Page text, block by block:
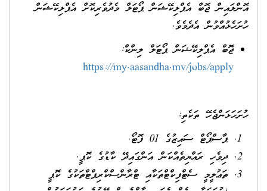
އޮންލައިން ޖޮބް އެޕްލިކޭޝަން ޕޯޓަލް މެދުވެރިކޮށް އެޕްލިކޭޝަން
ހުށަހެޅުއްވުން އެދެމެވެ.
ޖޮބް އެޕްލިކޭޝަން ޕޯޓަލް ލިންކް:
https://my.aasandha.mv/jobs/apply
ހުށަހަޅަންޖެހޭ ތަކެތި:
ޕާސްޕޯޓް ސައިޒުގެ 01 ފޮޓޯ.
ދިވެހި ރައްޔިތެއްކަން އަންގައިދޭ ކާޑުގެ ކޮޕީ.
ތަޢުލީމީ ސެޓްފިކްޓްތަކާއި ޓްރާންސްކްރިޕްޓްތަކުގެ ކޮޕީ